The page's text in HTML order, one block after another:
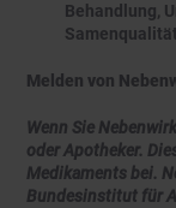
Behandlung,
Melden von
Wenn Sie
oder Apotheker.
Medikaments bei.
Bundesinstitut für